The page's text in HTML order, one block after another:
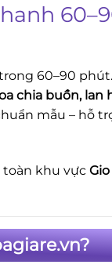
60–90 phút.
chia buồn, lan
mẫu – hỗ
toàn khu vực